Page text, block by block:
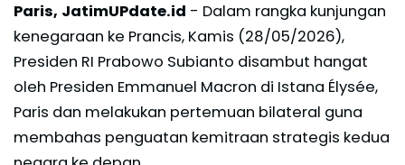
Paris, JatimUPdate.id - Dalam rangka kunjungan
kenegaraan ke Prancis, Kamis (28/05/2026),
Presiden RI Prabowo Subianto disambut hangat
oleh Presiden Emmanuel Macron di Istana Élysée,
Paris dan melakukan pertemuan bilateral guna
membahas penguatan kemitraan strategis kedua